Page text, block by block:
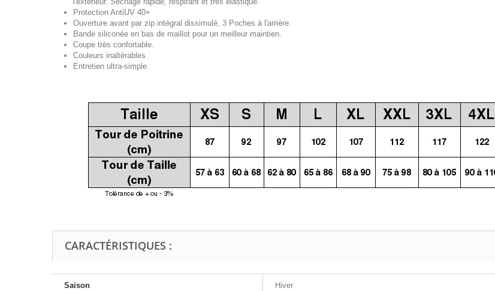
Protection AntiUV 40+
Ouverture avant par zip intégral dissimulé, 3 Poches à l'arrière.
Bande siliconée en bas de maillot pour un meilleur maintien.
Coupe très confortable.
Couleurs inaltérables.
Entretien ultra-simple.
CARACTÉRISTIQUES :
Saison Hiver